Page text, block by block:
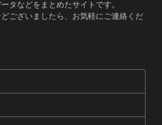
タなどをまとめたサイトです。
ございましたら、お気軽にご連絡くだ